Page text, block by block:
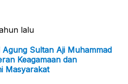
lalu
Agung Sultan Aji Muhammad
Keagamaan dan
Masyarakat